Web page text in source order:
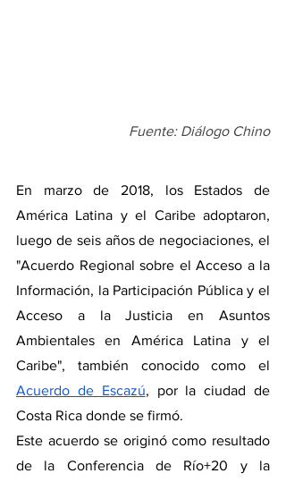
Fuente: Diálogo Chino
En marzo de 2018, los Estados de
América Latina y el Caribe adoptaron,
luego de seis años de negociaciones, el
"Acuerdo Regional sobre el Acceso a la
Información, la Participación Pública y el
Acceso a la Justicia en Asuntos
Ambientales en América Latina y el
Acuerdo de Escazú, por la ciudad de
Costa Rica donde se firmó.
Este acuerdo se originó como resultado
de la Conferencia de Río+20 y la